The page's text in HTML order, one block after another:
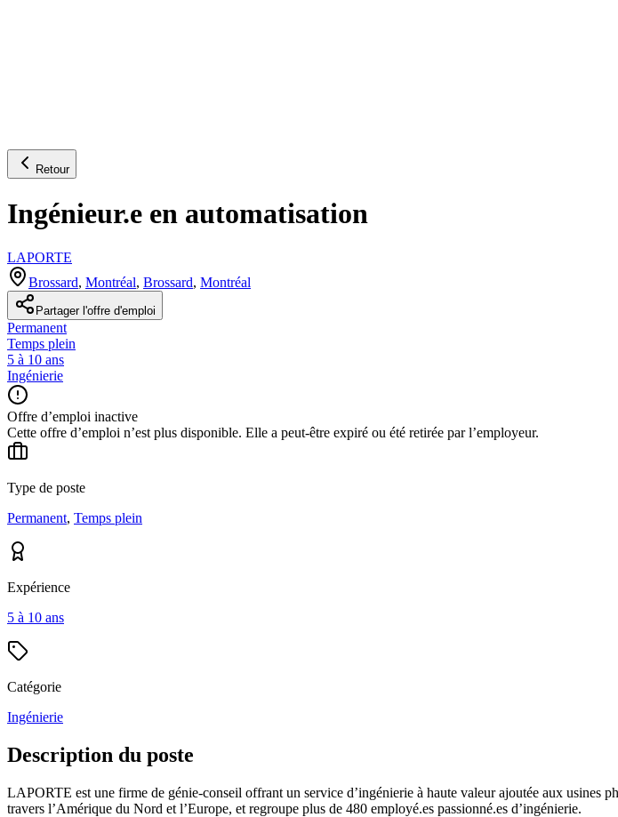
Retour
Ingénieur.e en automatisation
LAPORTE
Brossard, Montréal, Brossard, Montréal
Partager l'offre d'emploi
Permanent
Temps plein
5 à 10 ans
Ingénierie
Offre d’emploi inactive
Cette offre d’emploi n’est plus disponible. Elle a peut-être expiré ou été retirée par l’employeur.
Type de poste
Permanent, Temps plein
Expérience
5 à 10 ans
Catégorie
Ingénierie
Description du poste
LAPORTE est une firme de génie-conseil offrant un service d’ingénierie à haute valeur ajoutée aux usines
travers l’Amérique du Nord et l’Europe, et regroupe plus de 480 employé.es passionné.es d’ingénierie.